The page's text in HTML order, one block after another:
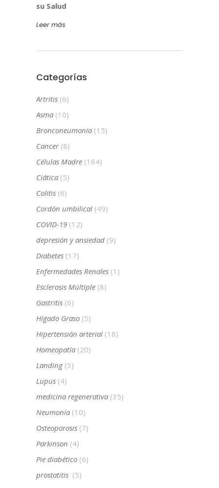
su Salud
Leer más
Categorías
Artritis (6)
Asma (10)
Bronconeumonía (15)
Cancer(8)
Células Madre (164)
Ciática (5)
Colitis (6)
Cordón umbilical (49)
COVID-19 (12)
depresión y ansiedad (9)
Diabetes (17)
Enfermedades Renales (1)
Esclerosis Múltiple (8)
Gastritis (6)
Hígado Graso (5)
Hipertensión arterial (18)
Homeopatía (20)
Landing (3)
Lupus (4)
medicina regenerativa (35)
Neumonía (10)
Osteoporosis (7)
Parkinson (4)
Pie diabético (6)
prostatitis (5)